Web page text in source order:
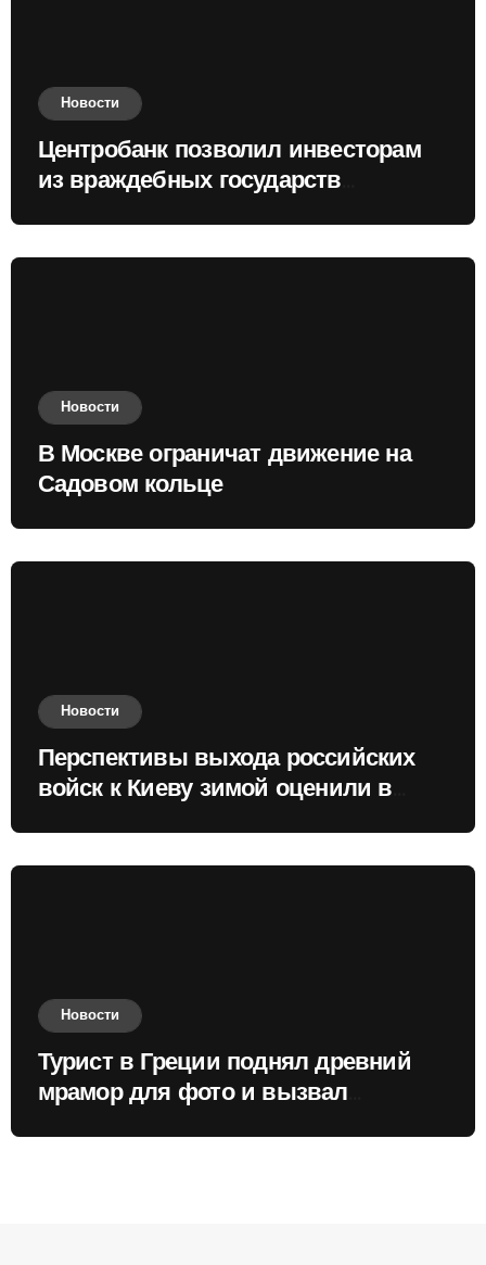
Новости
Центробанк позволил инвесторам
из враждебных государств
Новости
В Москве ограничат движение на
Садовом кольце
Новости
Перспективы выхода российских
войск к Киеву зимой оценили в
Новости
Турист в Греции поднял древний
мрамор для фото и вызвал